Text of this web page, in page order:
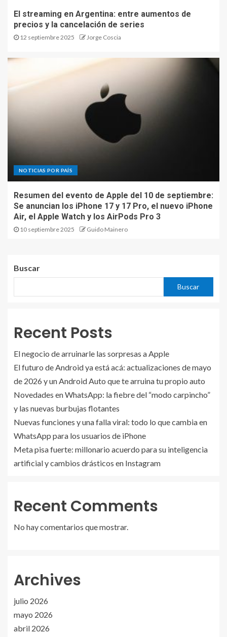
El streaming en Argentina: entre aumentos de
precios y la cancelación de series
12 septiembre 2025 Jorge Coscia
NOTICIAS POR PAÍS
Resumen del evento de Apple del 10 de septiembre:
Se anuncian los iPhone 17 y 17 Pro, el nuevo iPhone
Air, el Apple Watch y los AirPods Pro 3
10 septiembre 2025 Guido Mainero
Buscar
Buscar
Recent Posts
El negocio de arruinarle las sorpresas a Apple
El futuro de Android ya está acá: actualizaciones de mayo
de 2026 y un Android Auto que te arruina tu propio auto
Novedades en WhatsApp: la fiebre del “modo carpincho”
y las nuevas burbujas flotantes
Nuevas funciones y una falla viral: todo lo que cambia en
WhatsApp para los usuarios de iPhone
Meta pisa fuerte: millonario acuerdo para su inteligencia
artificial y cambios drásticos en Instagram
Recent Comments
No hay comentarios que mostrar.
Archives
julio 2026
mayo 2026
abril 2026